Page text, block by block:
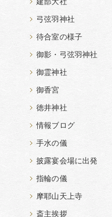
弓弦羽神社
待合室の様子
御影・弓弦羽神社
御霊神社
御香宮
徳井神社
情報ブログ
手水の儀
披露宴会場に出発
指輪の儀
摩耶山天上寺
斎主挨拶